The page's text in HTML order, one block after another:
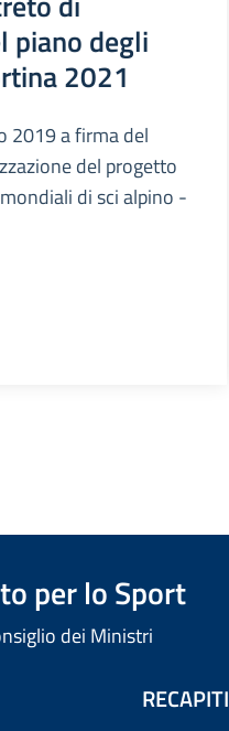
piano degli
2021
2019 a firma del
del progetto
di sci alpino -
per lo Sport
dei Ministri
RECAPITI